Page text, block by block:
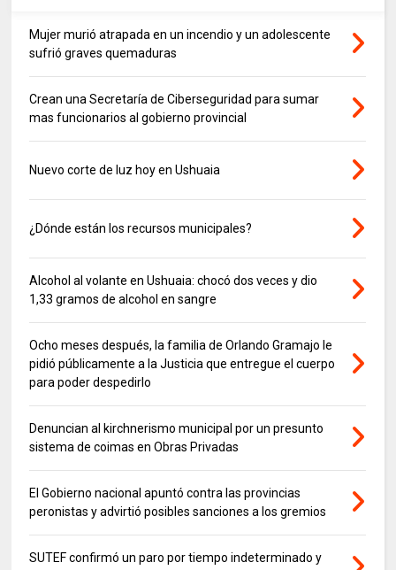
Mujer murió atrapada en un incendio y un adolescente
sufrió graves quemaduras
Crean una Secretaría de Ciberseguridad para sumar
mas funcionarios al gobierno provincial
Nuevo corte de luz hoy en Ushuaia
¿Dónde están los recursos municipales?
Alcohol al volante en Ushuaia: chocó dos veces y dio
1,33 gramos de alcohol en sangre
Ocho meses después, la familia de Orlando Gramajo le
pidió públicamente a la Justicia que entregue el cuerpo
para poder despedirlo
Denuncian al kirchnerismo municipal por un presunto
sistema de coimas en Obras Privadas
El Gobierno nacional apuntó contra las provincias
peronistas y advirtió posibles sanciones a los gremios
SUTEF confirmó un paro por tiempo indeterminado y